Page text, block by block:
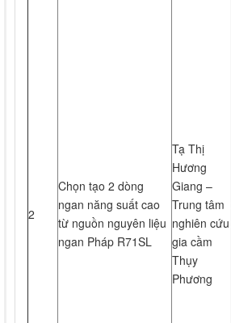
2
Chọn tạo 2 dòng
ngan năng suất cao
từ nguồn nguyên liệu
ngan Pháp R71SL
Tạ Thị
Hương
Giang –
Trung tâm
nghiên cứu
gia cầm
Thụy
Phương